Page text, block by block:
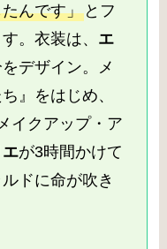
んです」とフ
。衣装は、 エ
デザイン。メ
』をはじめ、
イクアップ・ア
が3時間かけて
ドに命が吹き